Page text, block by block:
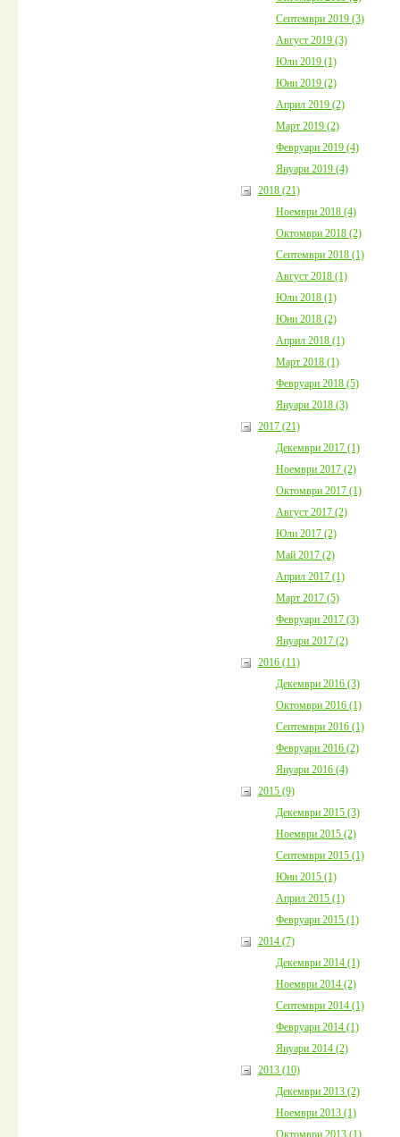
Септември 2019 (3)
Август 2019 (3)
Юли 2019 (1)
Юни 2019 (2)
Април 2019 (2)
Март 2019 (2)
Февруари 2019 (4)
Януари 2019 (4)
2018 (21)
Ноември 2018 (4)
Октомври 2018 (2)
Септември 2018 (1)
Август 2018 (1)
Юли 2018 (1)
Юни 2018 (2)
Април 2018 (1)
Март 2018 (1)
Февруари 2018 (5)
Януари 2018 (3)
2017 (21)
Декември 2017 (1)
Ноември 2017 (2)
Октомври 2017 (1)
Август 2017 (2)
Юли 2017 (2)
Май 2017 (2)
Април 2017 (1)
Март 2017 (5)
Февруари 2017 (3)
Януари 2017 (2)
2016 (11)
Декември 2016 (3)
Октомври 2016 (1)
Септември 2016 (1)
Февруари 2016 (2)
Януари 2016 (4)
2015 (9)
Декември 2015 (3)
Ноември 2015 (2)
Септември 2015 (1)
Юни 2015 (1)
Април 2015 (1)
Февруари 2015 (1)
2014 (7)
Декември 2014 (1)
Ноември 2014 (2)
Септември 2014 (1)
Февруари 2014 (1)
Януари 2014 (2)
2013 (10)
Декември 2013 (2)
Ноември 2013 (1)
Октомври 2013 (1)